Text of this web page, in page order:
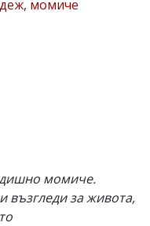
, момиче
момиче.
възгледи за живота,